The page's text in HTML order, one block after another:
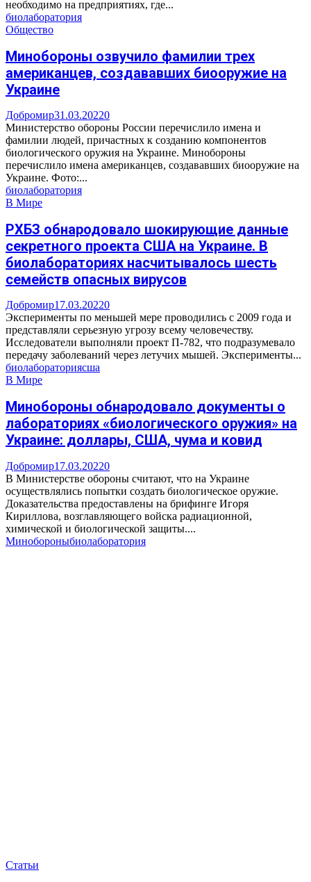
необходимо на предприятиях, где...
биолаборатория
Общество
Минобороны озвучило фамилии трех
американцев, создававших биооружие на
Украине
Добромир31.03.20220
Министерство обороны России перечислило имена и
фамилии людей, причастных к созданию компонентов
биологического оружия на Украине. Минобороны
перечислило имена американцев, создававших биооружие на
Украине. Фото:...
биолаборатория
В Мире
РХБЗ обнародовало шокирующие данные
секретного проекта США на Украине. В
биолабораториях насчитывалось шесть
семейств опасных вирусов
Добромир17.03.20220
Эксперименты по меньшей мере проводились с 2009 года и
представляли серьезную угрозу всему человечеству.
Исследователи выполняли проект П-782, что подразумевало
передачу заболеваний через летучих мышей. Эксперименты...
биолабораториясша
В Мире
Минобороны обнародовало документы о
лабораториях «биологического оружия» на
Украине: доллары, США, чума и ковид
Добромир17.03.20220
В Министерстве обороны считают, что на Украине
осуществлялись попытки создать биологическое оружие.
Доказательства предоставлены на брифинге Игоря
Кириллова, возглавляющего войска радиационной,
химической и биологической защиты....
Минобороныбиолаборатория
Статьи